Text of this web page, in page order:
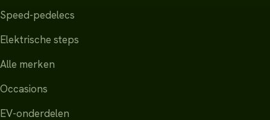
Speed-pedelecs
Elektrische steps
Alle merken
Occasions
EV-onderdelen